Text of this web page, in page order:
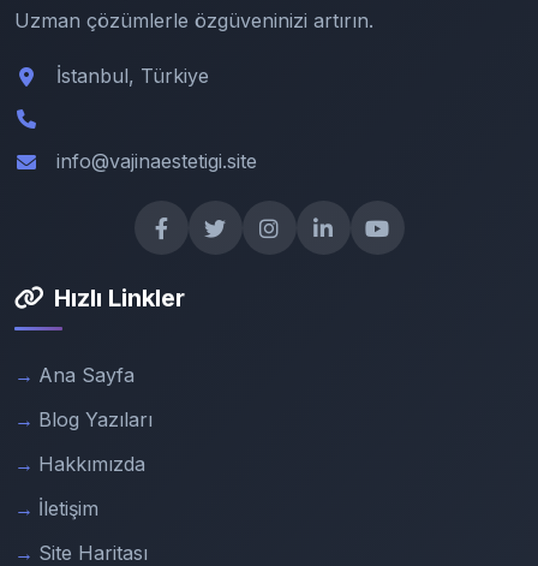
Uzman çözümlerle özgüveninizi artırın.
İstanbul, Türkiye
info@vajinaestetigi.site
Hızlı Linkler
Ana Sayfa
Blog Yazıları
Hakkımızda
İletişim
Site Haritası